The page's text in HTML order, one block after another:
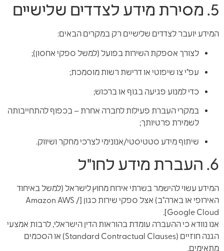
5. מסירת מידע לצדדים שלישיים
המידע יועבר לצדדים שלישיים רק במקרים הבאים:
לצורך אספקת השירות בפועל (למשל ספקי אחסון);
עפ"י צו שיפוטי או דרישת רשות מוסמכת;
כדי למנוע פגיעה בגוף או ברכוש;
במקרי העברת פעילות לחברה אחרת – בכפוף להתחייבותה
לשמירת פרטיותך;
שיתוף מידע סטטיסטי/אנונימי לצרכי מחקר ושיווק.
6. העברת מידע לחו"ל
המידע עשוי להישמר בשרתי אירוח מחוץ לישראל (למשל באיחוד
האירופי או בארה"ב) אצל ספקי שירות כגון [Amazon AWS /
Google Cloud].
אנו נוודא כי ההעברה עומדת בהוראות הדין הישראלי, לרבות אמצעי
הגנה חוזיים (Standard Contractual Clauses) או הסכמים
מתאימים.